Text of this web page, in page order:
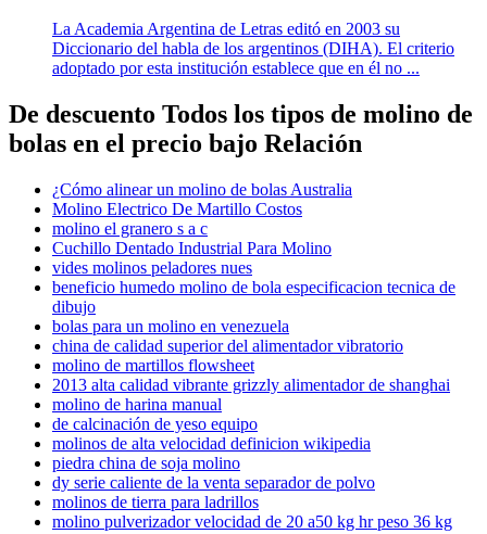
La Academia Argentina de Letras editó en 2003 su
Diccionario del habla de los argentinos (DIHA). El criterio
adoptado por esta institución establece que en él no ...
De descuento Todos los tipos de molino de
bolas en el precio bajo Relación
¿Cómo alinear un molino de bolas Australia
Molino Electrico De Martillo Costos
molino el granero s a c
Cuchillo Dentado Industrial Para Molino
vides molinos peladores nues
beneficio humedo molino de bola especificacion tecnica de
dibujo
bolas para un molino en venezuela
china de calidad superior del alimentador vibratorio
molino de martillos flowsheet
2013 alta calidad vibrante grizzly alimentador de shanghai
molino de harina manual
de calcinación de yeso equipo
molinos de alta velocidad definicion wikipedia
piedra china de soja molino
dy serie caliente de la venta separador de polvo
molinos de tierra para ladrillos
molino pulverizador velocidad de 20 a50 kg hr peso 36 kg